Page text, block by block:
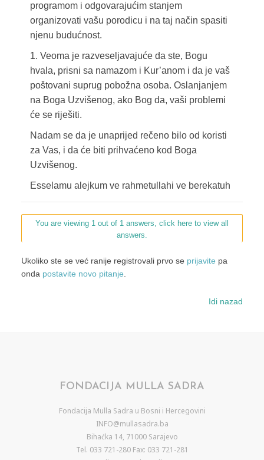
programom i odgovarajućim stanjem
organizovati vašu porodicu i na taj način spasiti
njenu budućnost.
1. Veoma je razveseljavajuće da ste, Bogu
hvala, prisni sa namazom i Kur’anom i da je vaš
poštovani suprug pobožna osoba. Oslanjanjem
na Boga Uzvišenog, ako Bog da, vaši problemi
će se riješiti.
Nadam se da je unaprijed rečeno bilo od koristi
za Vas, i da će biti prihvaćeno kod Boga
Uzvišenog.
Esselamu alejkum ve rahmetullahi ve berekatuh
You are viewing 1 out of 1 answers, click here to view all
answers.
Ukoliko ste se već ranije registrovali prvo se prijavite pa
onda postavite novo pitanje.
Idi nazad
FONDACIJA MULLA SADRA
Fondacija Mulla Sadra u Bosni i Hercegovini
INFO@mullasadra.ba
Bihaćka 14, 71000 Sarajevo
Tel. 033 721-280 Fax: 033 721-281